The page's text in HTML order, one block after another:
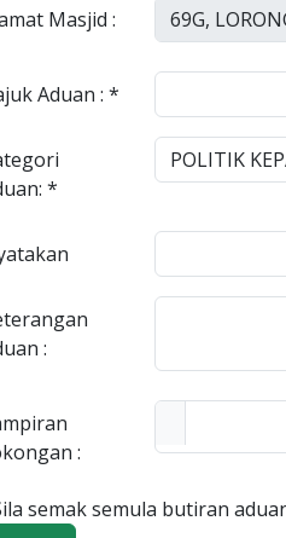
Masjid :
Aduan : *
*
:
:
semak semula butiran